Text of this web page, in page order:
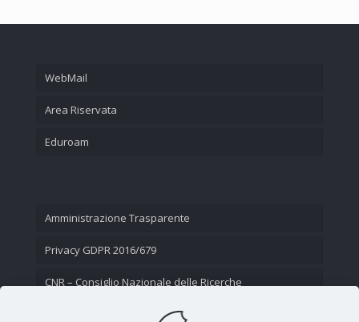
WebMail
Area Riservata
Eduroam
Amministrazione Trasparente
Privacy GDPR 2016/679
CNR – Consiglio Nazionale delle Ricerche